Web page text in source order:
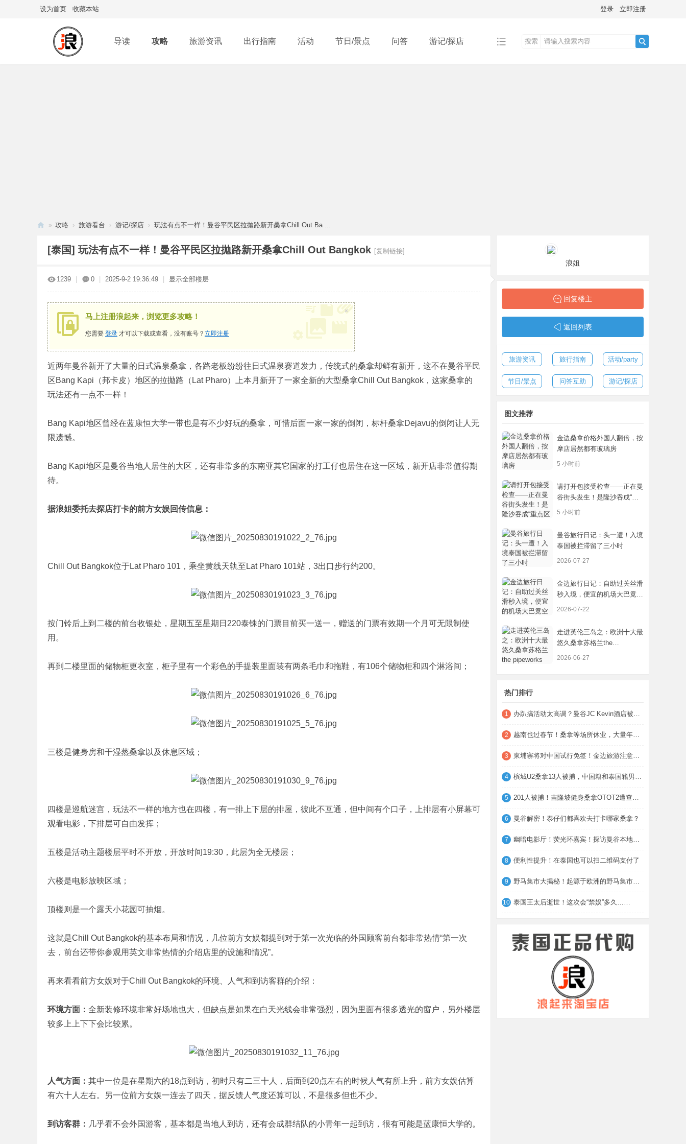
设为首页 收藏本站 登录 立即注册
导读 攻略 旅游资讯 出行指南 活动 节日/景点 问答 游记/探店 搜索
» 攻略 › 旅游看台 › 游记/探店 › 玩法有点不一样！曼谷平民区拉拋路新开桑拿Chill Out Ba ...
[泰国] 玩法有点不一样！曼谷平民区拉拋路新开桑拿Chill Out Bangkok [复制链接]
1239 0 2025-9-2 19:36:49 显示全部楼层
马上注册浪起来，浏览更多攻略！
您需要 登录 才可以下载或查看，没有账号？ 立即注册
×
近两年曼谷新开了大量的日式温泉桑拿，各路老板纷纷往日式温泉赛道发力，传统式的桑拿却鲜有新开，这不在曼谷平民
区Bang Kapi（邦卡皮）地区的拉拋路（Lat Pharo）上本月新开了一家全新的大型桑拿Chill Out Bangkok，这家桑拿的
玩法还有一点不一样！
Bang Kapi地区曾经在蓝康恒大学一带也是有不少好玩的桑拿，可惜后面一家一家的倒闭，标杆桑拿Dejavu的倒闭让人无
限遗憾。
Bang Kapi地区是曼谷当地人居住的大区，还有非常多的东南亚其它国家的打工仔也居住在这一区域，新开店非常值得期
待。
据浪姐委托去探店打卡的前方女娱回传信息：
Chill Out Bangkok位于Lat Pharo 101，乘坐黄线天轨至Lat Pharo 101站，3出口步行约200。
按门铃后上到二楼的前台收银处，星期五至星期日220泰铢的门票目前买一送一，赠送的门票有效期一个月可无限制使
用。
再到二楼里面的储物柜更衣室，柜子里有一个彩色的手提装里面装有两条毛巾和拖鞋，有106个储物柜和四个淋浴间；
三楼是健身房和干湿蒸桑拿以及休息区域；
四楼是巡航迷宫，玩法不一样的地方也在四楼，有一排上下层的排屋，彼此不互通，但中间有个口子，上排层有小屏幕可
观看电影，下排层可自由发挥；
五楼是活动主题楼层平时不开放，开放时间19:30，此层为全无楼层；
六楼是电影放映区域；
顶楼则是一个露天小花园可抽烟。
这就是Chill Out Bangkok的基本布局和情况，几位前方女娱都提到对于第一次光临的外国顾客前台都非常热情“第一次
去，前台还带你参观用英文非常热情的介绍店里的设施和情况”。
再来看看前方女娱对于Chill Out Bangkok的环境、人气和到访客群的介绍：
环境方面： 全新装修环境非常好场地也大，但缺点是如果在白天光线会非常强烈，因为里面有很多透光的窗户，另外楼层
较多上上下下会比较累。
人气方面： 其中一位是在星期六的18点到访，初时只有二三十人，后面到20点左右的时候人气有所上升，前方女娱估算
有六十人左右。另一位前方女娱一连去了四天，据反馈人气度还算可以，不是很多但也不少。
到访客群： 几乎看不会外国游客，基本都是当地人到访，还有会成群结队的小青年一起到访，很有可能是蓝康恒大学的。
浪姐
回复楼主
返回列表
旅游资讯 旅行指南 活动/party
节日/景点 问答互助 游记/探店
图文推荐
金边桑拿价格外国人翻倍，按
摩店居然都有玻璃房
5 小时前
请打开包接受检查——正在曼
谷街头发生！是隆沙吞成“重
点区域”
5 小时前
曼谷旅行日记：头一遭！入境
泰国被拦滞留了三小时
2026-07-27
金边旅行日记：自助过关丝滑
秒入境，便宜的机场大巴竟空
无一人
2026-07-22
走进英伦三岛之：欧洲十大最
悠久桑拿苏格兰the
pipeworks
2026-06-27
热门排行
1 办趴搞活动太高调？曼谷JC Kevin酒店被蹲点
2 越南也过春节！桑拿等场所休业，大量年轻人
3 柬埔寨将对中国试行免签！金边旅游注意事项
4 槟城U2桑拿13人被捕，中国籍和泰国籍男子在
5 201人被捕！吉隆坡健身桑拿OTOT2遭查，涉及
6 曼谷解密！泰仔们都喜欢去打卡哪家桑拿？
7 幽暗电影厅！荧光环嘉宾！探访曼谷本地圈桑
8 便利性提升！在泰国也可以扫二维码支付了
9 野马集市大揭秘！起源于欧洲的野马集市是什
10 泰国王太后逝世！这次会“禁娱”多久……